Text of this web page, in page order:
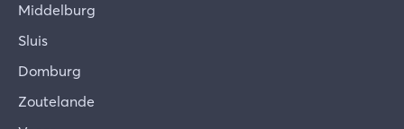
Middelburg
Sluis
Domburg
Zoutelande